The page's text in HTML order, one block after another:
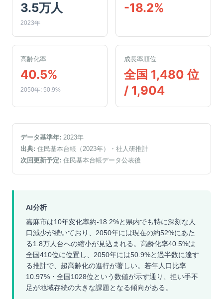
3.5万人
2023年
-18.2%
高齢化率
40.5%
2050年: 50.9%
成長率順位
全国 1,480 位
/ 1,904
データ基準年: 2023年
出典: 住民基本台帳（2023年）
・社人研推計
次回更新予定: 住民基本台帳データ公表後
AI分析
嘉麻市は10年変化率約-18.2%と県内でも特に深刻な人
口減少が続いており、2050年には現在の約52%にあた
る1.8万人台への縮小が見込まれる。高齢化率40.5%は
全国410位に位置し、2050年には50.9%と過半数に達す
る推計で、超高齢化の進行が著しい。若年人口比率
10.97%・全国1028位という数値が示す通り、担い手不
足が地域存続の大きな課題となる傾向がある。